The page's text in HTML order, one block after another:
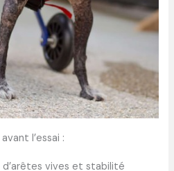
l’essai :
d’arêtes vives et stabilité